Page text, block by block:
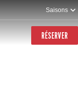
Saisons
RÉSERVER